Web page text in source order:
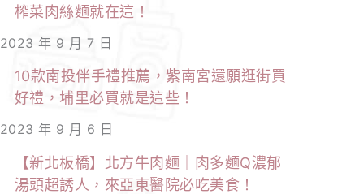
榨菜肉絲麵就在這！
2023 年 9 月 7 日
10款南投伴手禮推薦，紫南宮還願逛街買
好禮，埔里必買就是這些！
2023 年 9 月 6 日
【新北板橋】北方牛肉麵｜肉多麵Q濃郁
湯頭超誘人，來亞東醫院必吃美食！